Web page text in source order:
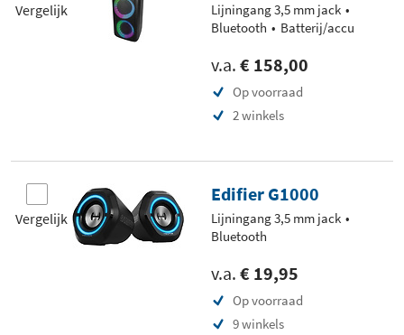
Vergelijk
Lijningang 3,5 mm jack
Bluetooth
Batterij/accu
v.a. € 158,00
Op voorraad
2 winkels
Vergelijk
Edifier G1000
Lijningang 3,5 mm jack
Bluetooth
v.a. € 19,95
Op voorraad
9 winkels